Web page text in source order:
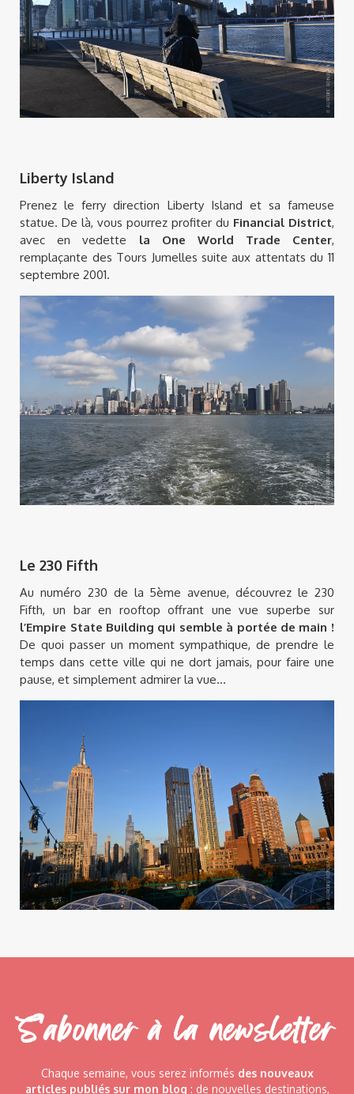
Liberty Island
Prenez le ferry direction Liberty Island et sa fameuse
statue. De là, vous pourrez profiter du Financial District,
avec en vedette la One World Trade Center,
remplaçante des Tours Jumelles suite aux attentats du 11
septembre 2001.
Le 230 Fifth
Au numéro 230 de la 5ème avenue, découvrez le 230
Fifth, un bar en rooftop offrant une vue superbe sur
l’Empire State Building qui semble à portée de main !
De quoi passer un moment sympathique, de prendre le
temps dans cette ville qui ne dort jamais, pour faire une
pause, et simplement admirer la vue…
S'abonner à la newsletter
Chaque semaine, vous serez informés des nouveaux
articles publiés sur mon blog : de nouvelles destinations,